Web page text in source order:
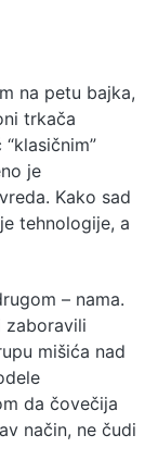
na petu bajka,
trkača
je
Kako sad
tehnologije, a
– nama.
zaboravili
mišića nad
da čovečija
način, ne čudi